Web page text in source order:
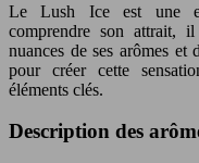
Le Lush Ice est une
comprendre son attrait,
nuances de ses arômes et
pour créer cette
éléments clés.
Description des